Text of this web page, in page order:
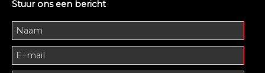
Stuur ons een bericht